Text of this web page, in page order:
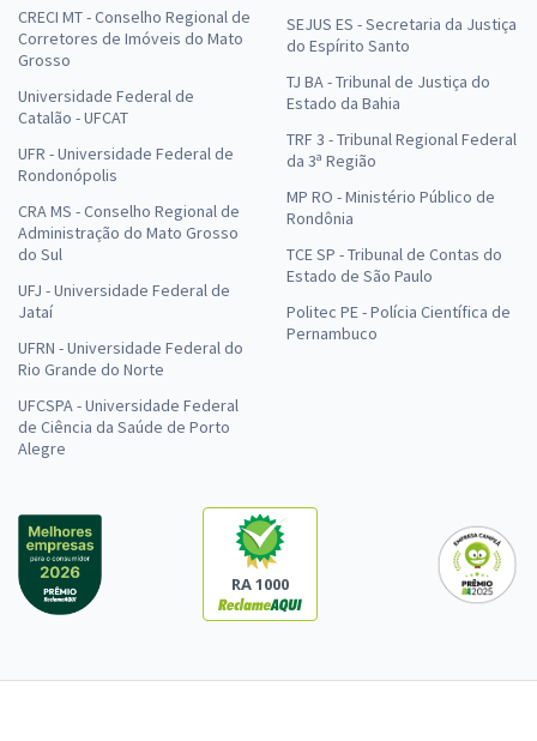
CRECI MT - Conselho Regional de
Corretores de Imóveis do Mato
Grosso
Universidade Federal de
Catalão - UFCAT
UFR - Universidade Federal de
Rondonópolis
CRA MS - Conselho Regional de
Administração do Mato Grosso
do Sul
UFJ - Universidade Federal de
Jataí
UFRN - Universidade Federal do
Rio Grande do Norte
UFCSPA - Universidade Federal
de Ciência da Saúde de Porto
Alegre
SEJUS ES - Secretaria da Justiça
do Espírito Santo
TJ BA - Tribunal de Justiça do
Estado da Bahia
TRF 3 - Tribunal Regional Federal
da 3ª Região
MP RO - Ministério Público de
Rondônia
TCE SP - Tribunal de Contas do
Estado de São Paulo
Politec PE - Polícia Científica de
Pernambuco
RA 1000